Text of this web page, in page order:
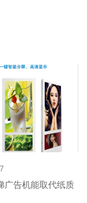
广告机能取代纸质